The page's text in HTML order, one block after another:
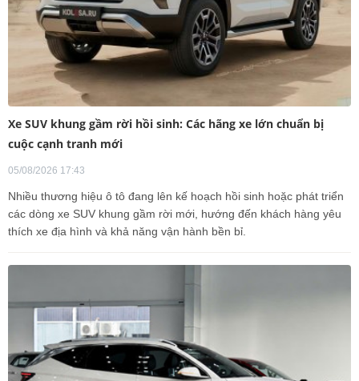
Xe SUV khung gầm rời hồi sinh: Các hãng xe lớn chuẩn bị
cuộc cạnh tranh mới
05/08/2026 17:43
Nhiều thương hiệu ô tô đang lên kế hoạch hồi sinh hoặc phát triển
các dòng xe SUV khung gầm rời mới, hướng đến khách hàng yêu
thích xe địa hình và khả năng vận hành bền bỉ.